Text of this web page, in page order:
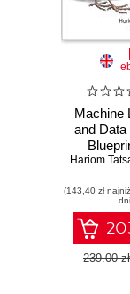
Machine
and
Hariom
(143,40 zł
239.00 zł